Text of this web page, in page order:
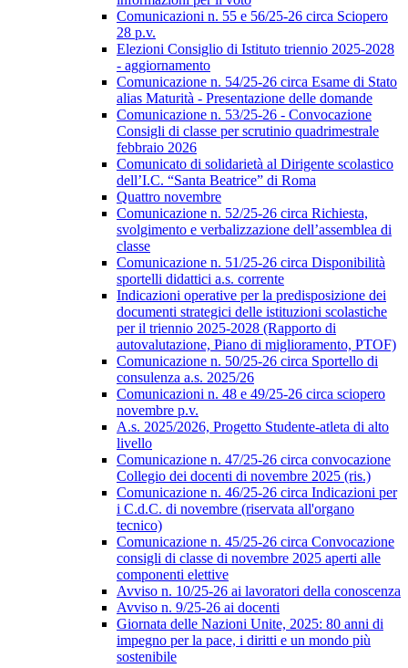
Comunicazioni n. 55 e 56/25-26 circa Sciopero
28 p.v.
Elezioni Consiglio di Istituto triennio 2025-2028
- aggiornamento
Comunicazione n. 54/25-26 circa Esame di Stato
alias Maturità - Presentazione delle domande
Comunicazione n. 53/25-26 - Convocazione
Consigli di classe per scrutinio quadrimestrale
febbraio 2026
Comunicato di solidarietà al Dirigente scolastico
dell’I.C. “Santa Beatrice” di Roma
Quattro novembre
Comunicazione n. 52/25-26 circa Richiesta,
svolgimento e verbalizzazione dell’assemblea di
classe
Comunicazione n. 51/25-26 circa Disponibilità
sportelli didattici a.s. corrente
Indicazioni operative per la predisposizione dei
documenti strategici delle istituzioni scolastiche
per il triennio 2025-2028 (Rapporto di
autovalutazione, Piano di miglioramento, PTOF)
Comunicazione n. 50/25-26 circa Sportello di
consulenza a.s. 2025/26
Comunicazioni n. 48 e 49/25-26 circa sciopero
novembre p.v.
A.s. 2025/2026, Progetto Studente-atleta di alto
livello
Comunicazione n. 47/25-26 circa convocazione
Collegio dei docenti di novembre 2025 (ris.)
Comunicazione n. 46/25-26 circa Indicazioni per
i C.d.C. di novembre (riservata all'organo
tecnico)
Comunicazione n. 45/25-26 circa Convocazione
consigli di classe di novembre 2025 aperti alle
componenti elettive
Avviso n. 10/25-26 ai lavoratori della conoscenza
Avviso n. 9/25-26 ai docenti
Giornata delle Nazioni Unite, 2025: 80 anni di
impegno per la pace, i diritti e un mondo più
sostenibile